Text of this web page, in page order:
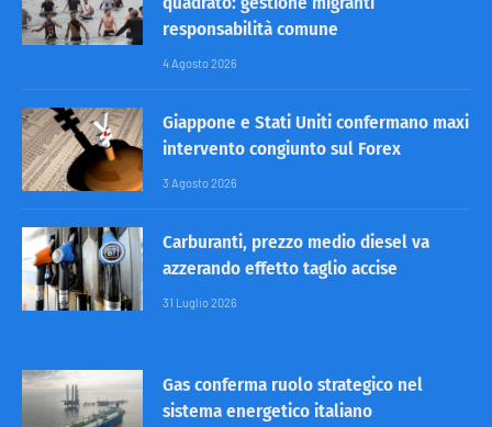
responsabilità comune
4 Agosto 2026
Giappone e Stati Uniti confermano maxi
intervento congiunto sul Forex
3 Agosto 2026
Carburanti, prezzo medio diesel va
azzerando effetto taglio accise
31 Luglio 2026
Gas conferma ruolo strategico nel
sistema energetico italiano